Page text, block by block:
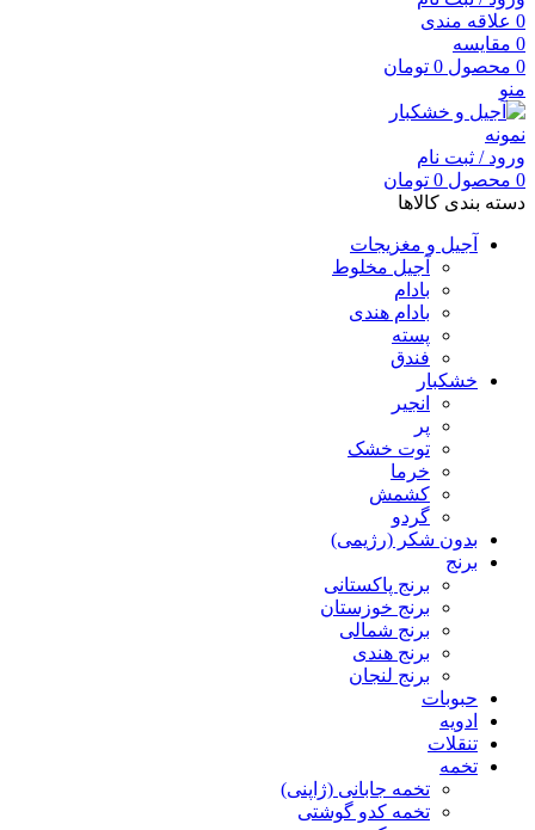
0 علاقه مندی
0 مقایسه
0 محصول 0 تومان
منو
ورود / ثبت نام
0 محصول 0 تومان
دسته بندی کالاها
آجیل و مغزیجات
آجیل مخلوط
بادام
بادام هندی
پسته
فندق
خشکبار
انجیر
پر
توت خشک
خرما
کشمش
گردو
بدون شکر (رژیمی)
برنج
برنج پاکستانی
برنج خوزستان
برنج شمالی
برنج هندی
برنج لنجان
حبوبات
ادویه
تنقلات
تخمه
تخمه جابانی (ژاپنی)
تخمه کدو گوشتی